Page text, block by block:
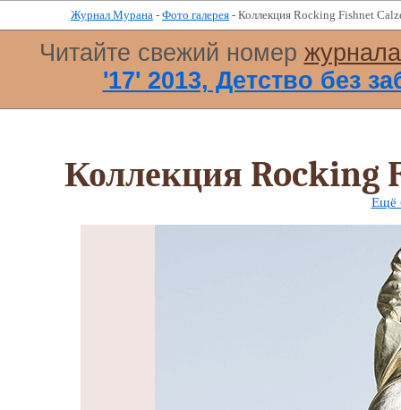
Журнал Мурана - Фото галерея - Коллекция Rocking Fishnet
Читайте свежий номер
'17' 2013, Детство без
Коллекция Rocking
Ещё